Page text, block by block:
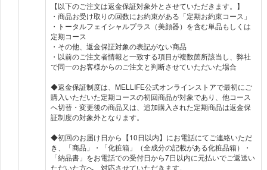
【以下のご注文は返金保証対象外とさせていただきます。】
・商品お受け取りの回数にお約束がある「定期お約束コース」
・トータルフェイシャルプラス（美顔器）を含む単品もしくは
定期コース
・その他、返金保証対象の表記がない商品
・以前のご注文者情報と一致する項目が複数箇所該当し、弊社
で同一のお客様からのご注文と判断させていただいた場合
◆返金保証制度は、MELLIFE公式オンラインストアで最初にご
購入いただいた定期コースの初回商品が対象であり、他コース
へ切替・変更後の商品又は、追加購入された定期商品は返金保
証制度の対象外となります。
◆初回のお届け日から【10日以内】にお電話にてご連絡いただ
き、「商品」・「化粧箱」（全成分の記載がある化粧品箱）・
「納品書」をお電話での受付日から7日以内に元払いでご返送い
ただいた方へ、対応させていただきます。